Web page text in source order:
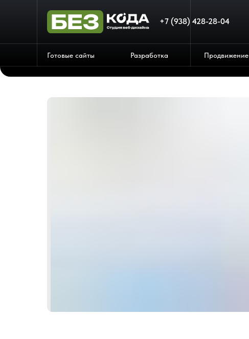
+7 (938) 428-28-04
Готовые сайты Разработка Продвижение